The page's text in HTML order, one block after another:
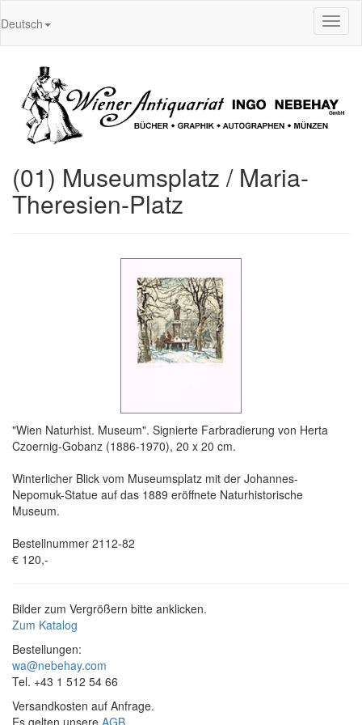
Deutsch
(01) Museumsplatz / Maria-
Theresien-Platz
"Wien Naturhist. Museum". Signierte Farbradierung von Herta
Czoernig-Gobanz (1886-1970), 20 x 20 cm.
Winterlicher Blick vom Museumsplatz mit der Johannes-
Nepomuk-Statue auf das 1889 eröffnete Naturhistorische
Museum.
Bestellnummer 2112-82
€ 120,-
Bilder zum Vergrößern bitte anklicken.
Zum Katalog
Bestellungen:
wa@nebehay.com
Tel. +43 1 512 54 66
Versandkosten auf Anfrage.
Es gelten unsere AGB